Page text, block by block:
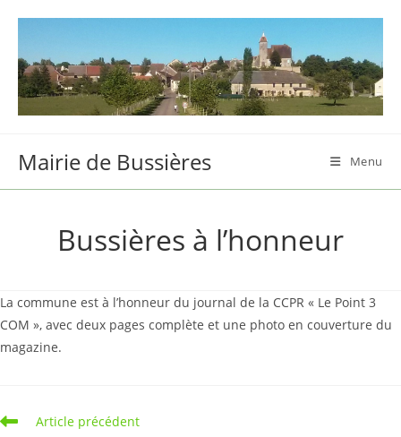
content
Mairie de Bussières Menu
Bussières à l’honneur
La commune est à l’honneur du journal de la CCPR « Le Point 3
COM », avec deux pages complète et une photo en couverture du
magazine.
Read
Article précédent